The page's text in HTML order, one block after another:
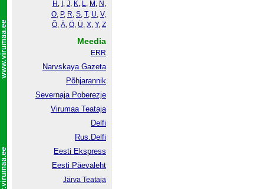
H , , J, K, L, M , N ,
O, P, R, S, T, U, V,
Õ, Ä, Ö, Ü, X, Y, Z
Meedia
ERR
Narvskaya Gazeta
Põhjarannik
Severnaja Poberezje
Virumaa Teataja
Delfi
Rus.Delfi
Eesti Ekspress
Eesti Päevaleht
Järva Teataja